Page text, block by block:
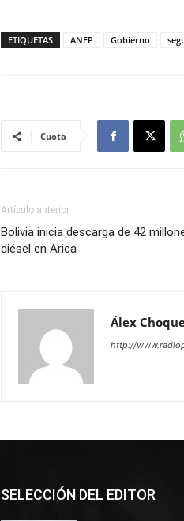
ETIQUETAS ANFP Gobierno
Cuota
Artículo anterior
Bolivia inicia descarga de 42
diésel en Arica
Álex
http://
SELECCIÓN DEL EDITOR